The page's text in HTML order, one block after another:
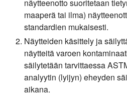
näytteenotto suoritetaan
maaperä tai ilma)
standardien mukaisesti.
Näytteiden käsittely ja
näytteitä varoen
säilytetään tarvittaessa
analyytin (lyijyn) eheyden
aikana.